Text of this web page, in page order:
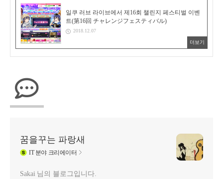
일쿠 러브 라이브에서 제16회 챌린지 페스티벌 이벤
트(第16回 チャレンジフェスティバル)
2018.12.07
더보기
꿈을꾸는 파랑새
IT분야 크리에이터
Sakai 님의 블로그입니다.